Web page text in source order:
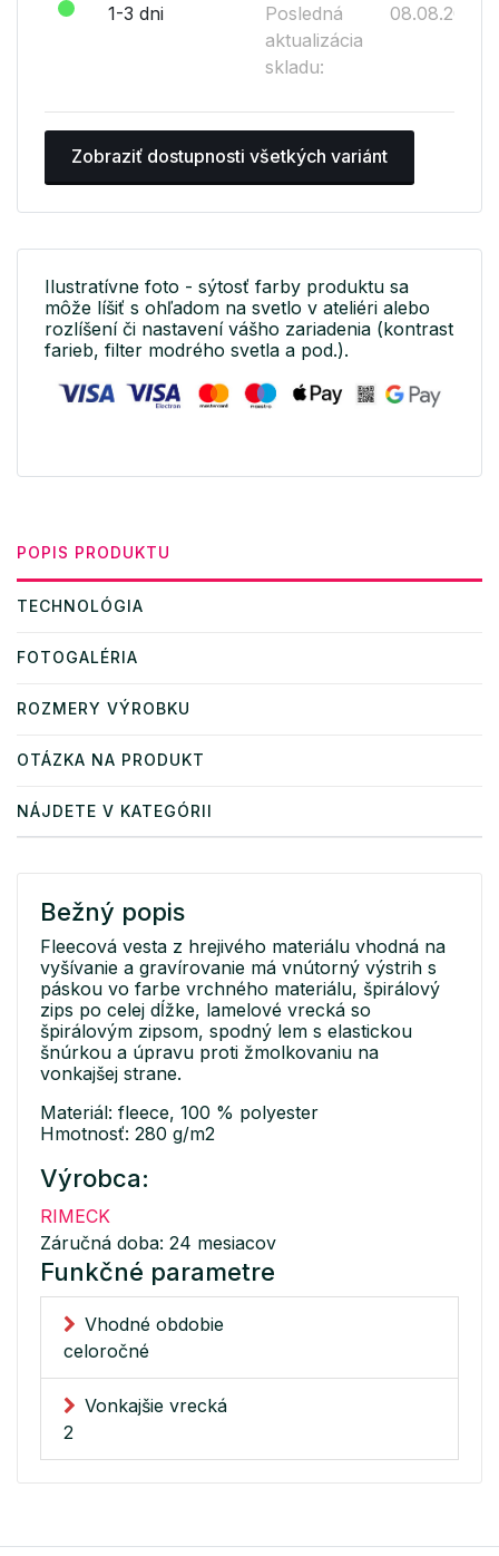
1-3 dni
Posledná
aktualizácia
skladu:
08.08.2026
Zobraziť dostupnosti všetkých variánt
Ilustratívne foto - sýtosť farby produktu sa
môže líšiť s ohľadom na svetlo v ateliéri alebo
rozlíšení či nastavení vášho zariadenia (kontrast
farieb, filter modrého svetla a pod.).
POPIS PRODUKTU
TECHNOLÓGIA
FOTOGALÉRIA
ROZMERY VÝROBKU
OTÁZKA NA PRODUKT
NÁJDETE V KATEGÓRII
Bežný popis
Fleecová vesta z hrejivého materiálu vhodná na
vyšívanie a gravírovanie má vnútorný výstrih s
páskou vo farbe vrchného materiálu, špirálový
zips po celej dĺžke, lamelové vrecká so
špirálovým zipsom, spodný lem s elastickou
šnúrkou a úpravu proti žmolkovaniu na
vonkajšej strane.
Materiál: fleece, 100 % polyester
Hmotnosť: 280 g/m2
Výrobca:
RIMECK
Záručná doba: 24 mesiacov
Funkčné parametre
Vhodné obdobie
celoročné
Vonkajšie vrecká
2